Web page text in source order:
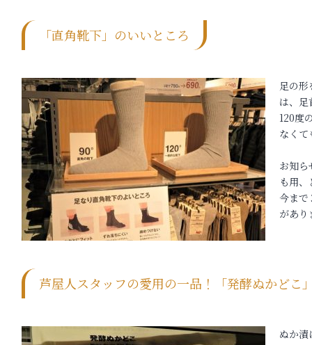
「直角靴下」のいいところ
足の
は、足
120度
なくて
お知ら
も用
今まで
があり
芦屋人スタッフの愛用の一品！「発酵ぬかどこ」
ぬか漬